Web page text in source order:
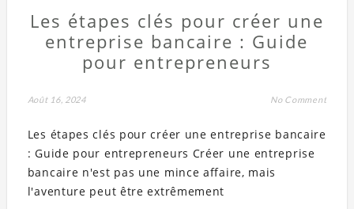
Les étapes clés pour créer une
entreprise bancaire : Guide
pour entrepreneurs
Août 16, 2024 No Comment
Les étapes clés pour créer une entreprise bancaire
: Guide pour entrepreneurs Créer une entreprise
bancaire n'est pas une mince affaire, mais
l'aventure peut être extrêmement